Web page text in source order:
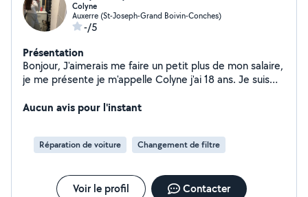
Colyne
Auxerre (St-Joseph-Grand Boivin-Conches)
-/5
Présentation
Bonjour, J'aimerais me faire un petit plus de mon salaire,
je me présente je m'appelle Colyne j'ai 18 ans. Je suis
diplômé je ne suis pas disponible du mardi au samedi. Je
plus grand , des animaux aller m'en occuper chez les
propriétaires directement mais dans le secteur
complément de revenue et également du jardin tondre
la pelouse faire des fleurs réparer des petites bricoles.
Aucun avis pour l'instant
Réparation de voiture Changement de filtre
Voir le profil Contacter